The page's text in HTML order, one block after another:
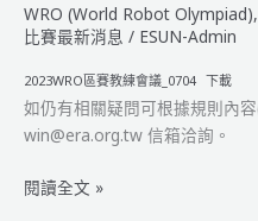
能
機
人
聯
賽
WRO (World Robot Olympiad),
比賽最新消息 / ESUN-Admin
2023WRO區賽教練會議_0704 下載
如仍有相關疑問可根據規則內
win@era.org.tw 信箱洽詢。
2023
閱讀全文 »